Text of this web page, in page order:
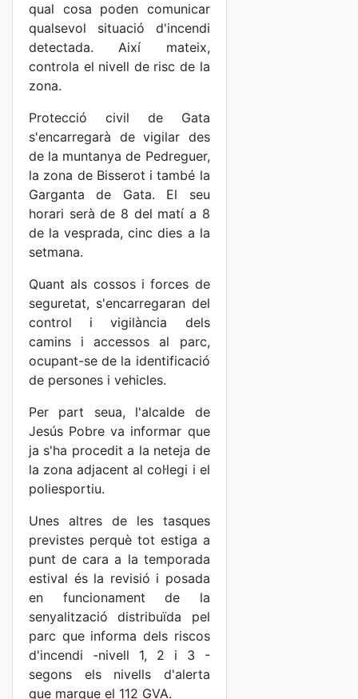
qual cosa poden comunicar
qualsevol situació d'incendi
detectada. Així mateix,
controla el nivell de risc de la
zona.
Protecció civil de Gata
s'encarregarà de vigilar des
de la muntanya de Pedreguer,
la zona de Bisserot i també la
Garganta de Gata. El seu
horari serà de 8 del matí a 8
de la vesprada, cinc dies a la
setmana.
Quant als cossos i forces de
seguretat, s'encarregaran del
control i vigilància dels
camins i accessos al parc,
ocupant-se de la identificació
de persones i vehicles.
Per part seua, l'alcalde de
Jesús Pobre va informar que
ja s'ha procedit a la neteja de
la zona adjacent al col·legi i el
poliesportiu.
Unes altres de les tasques
previstes perquè tot estiga a
punt de cara a la temporada
estival és la revisió i posada
en funcionament de la
senyalització distribuïda pel
parc que informa dels riscos
d'incendi -nivell 1, 2 i 3 -
segons els nivells d'alerta
que marque el 112 GVA.